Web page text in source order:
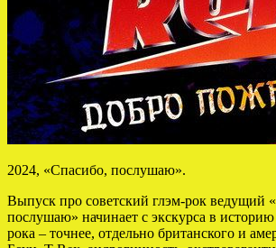
2024, «Спасибо, послушаю».
Выпуск про советский глэм-рок ведущий
послушаю» начинает с экскурса в
рока – точнее, отдельно британского и